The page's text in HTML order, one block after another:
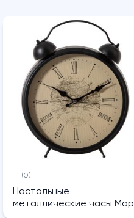
(0)
Настольные
металлические часы Map